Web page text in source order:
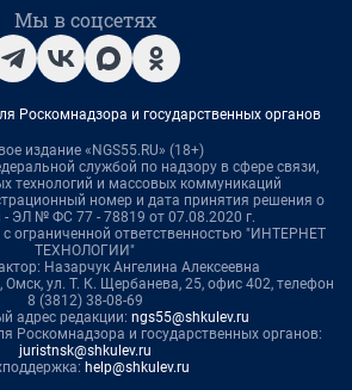
Мы в соцсетях
Роскомнадзора и государственных органов
издание «NGS55.RU» (18+)
службой по надзору в сфере связи,
технологий и массовых коммуникаций
номер и дата принятия решения о
- ЭЛ № ФС 77 - 78819 от 07.08.2020 г.
ограниченной ответственностью "ИНТЕРНЕТ
ТЕХНОЛОГИИ"
Назарчук Ангелина Алексеевна
Омск, ул. Т. К. Щербанева, 25, офис 402, телефон
8 (3812) 38-08-69
адрес редакции: ngs55@shkulev.ru
Роскомнадзора и государственных органов:
juristnsk@shkulev.ru
help@shkulev.ru